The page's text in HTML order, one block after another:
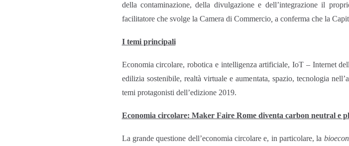
della contaminazione, della divulgazione e dell’integrazione il
facilitatore che svolge la Camera di Commercio, a conferma che la
I temi principali
Economia circolare, robotica e intelligenza artificiale, IoT – Internet
edilizia sostenibile, realtà virtuale e aumentata, spazio, tecnologia
temi protagonisti dell’edizione 2019.
Economia circolare: Maker Faire Rome diventa carbon neutral e
La grande questione dell’economia circolare e, in particolare, la